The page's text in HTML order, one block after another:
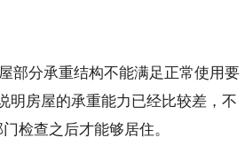
分承重结构不能满足正常使用要
明房屋的承重能力已经比较差，不
检查之后才能够居住。